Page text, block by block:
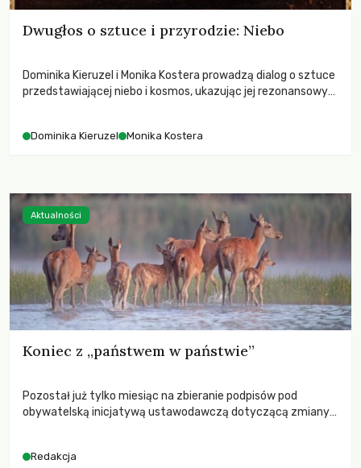
Dwugłos o sztuce i przyrodzie: Niebo
Dominika Kieruzel i Monika Kostera prowadzą dialog o sztuce
przedstawiającej niebo i kosmos, ukazując jej rezonansowy
Dominika Kieruzel Monika Kostera
Koniec z „państwem w państwie”
Pozostał już tylko miesiąc na zbieranie podpisów pod
obywatelską inicjatywą ustawodawczą dotyczącą zmiany
niezwykle korzystne rozwiązania dla przyrody i zwierząt,
Redakcja
Aktualności